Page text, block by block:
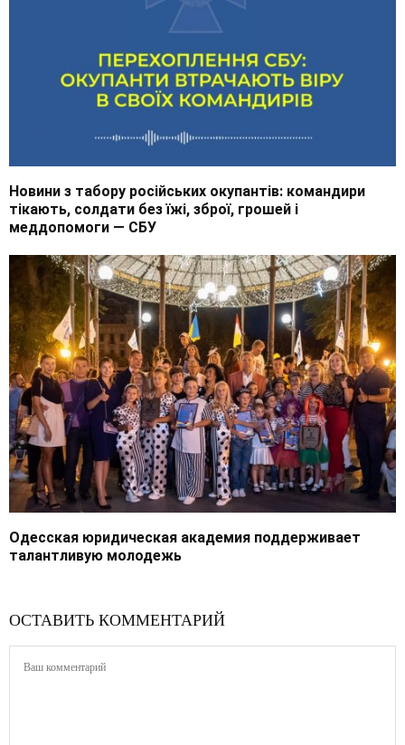
Новини з табору російських окупантів: командири
тікають, солдати без їжі, зброї, грошей і
меддопомоги — СБУ
Одесская юридическая академия поддерживает
талантливую молодежь
ОСТАВИТЬ КОММЕНТАРИЙ